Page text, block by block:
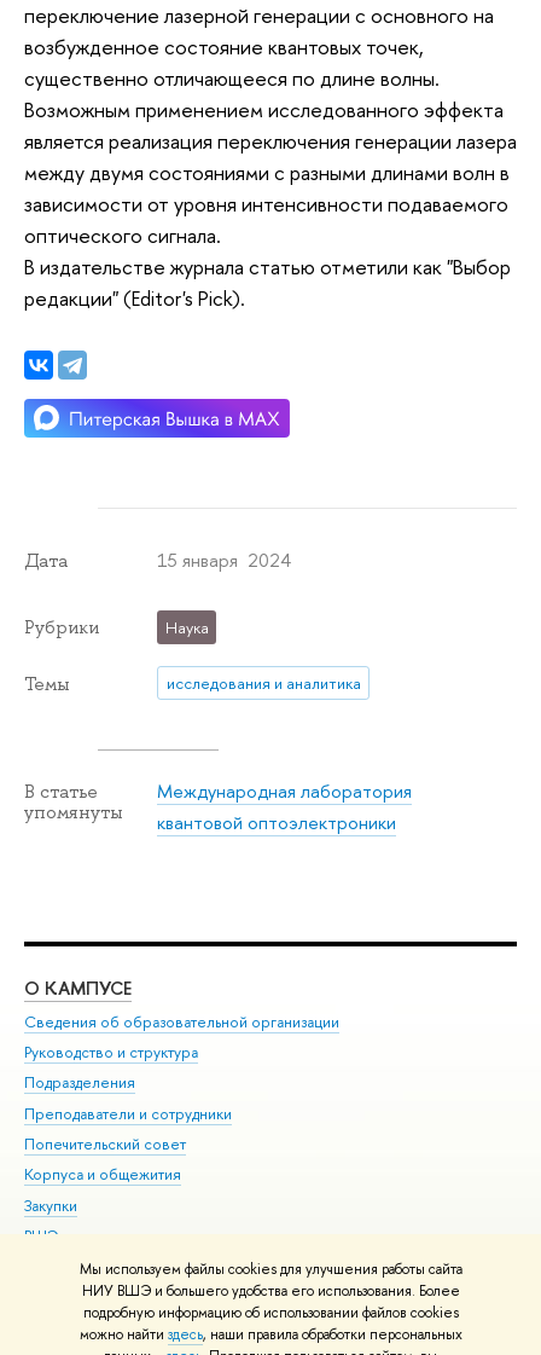
Мы используем файлы cookies для улучшения работы сайта
НИУ ВШЭ и большего удобства его использования. Более
подробную информацию об использовании файлов cookies
можно найти здесь, наши правила обработки персональных
переключение лазерной генерации с основного на
возбужденное состояние квантовых точек,
существенно отличающееся по длине волны.
Возможным применением исследованного эффекта
является реализация переключения генерации лазера
между двумя состояниями с разными длинами волн в
зависимости от уровня интенсивности подаваемого
оптического сигнала.
В издательстве журнала статью отметили как "Выбор
редакции" (Editor's Pick).
Дата 15 января 2024
Рубрики Наука
Темы исследования и аналитика
В статье
упомянуты
Международная лаборатория
квантовой оптоэлектроники
О КАМПУСЕ
Сведения об образовательной организации
Руководство и структура
Подразделения
Преподаватели и сотрудники
Попечительский совет
Корпуса и общежития
Закупки
ВШЭ для студентов с ограниченными возможностями
здоровья и инвалидностью
Версия для слабовидящих
Единая платежная страница